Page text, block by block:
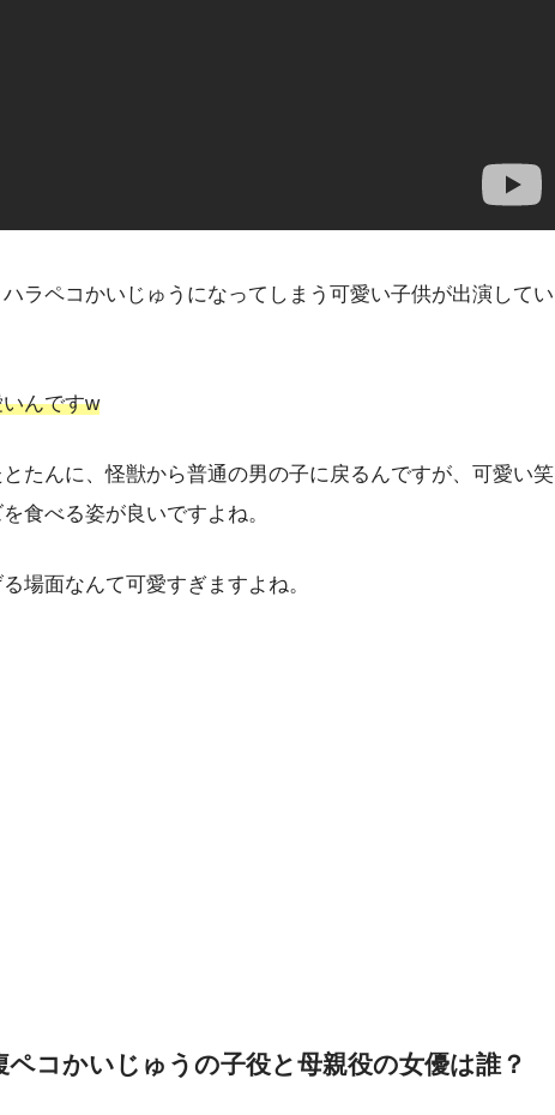
ラペコかいじゅうになってしまう可愛い子供が出演してい
んですw
たんに、怪獣から普通の男の子に戻るんですが、可愛い笑
食べる姿が良いですよね。
場面なんて可愛すぎますよね。
コかいじゅうの子役と母親役の女優は誰？